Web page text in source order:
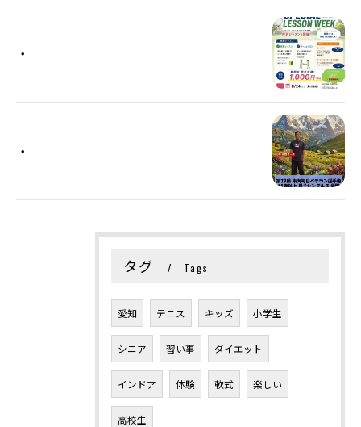
・
・
タグ Tags
愛知 テニス キッズ 小学生
シニア 習い事 ダイエット
インドア 体験 軟式 楽しい
高校生